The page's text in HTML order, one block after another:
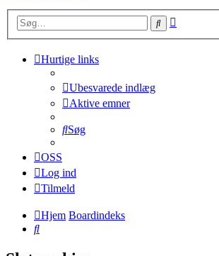
Søg
Hurtige links
Ubesvarede indlæg
Aktive emner
Søg
OSS
Log ind
Tilmeld
Hjem Boardindeks
Søg